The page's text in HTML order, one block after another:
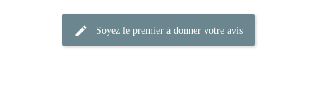
Soyez le premier à donner votre avis